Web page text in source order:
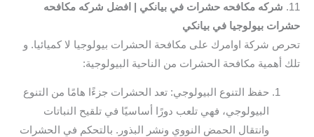
11.
شركه مكافحه حشرات في بيانكي | افضل شركه مكافحه
حشرات بيولوجيا في بيانكي
تحرص شركة اوامرك على مكافحة الحشرات بيولوجيا لا كميائيا. و
تلك أهمية مكافحة الحشرات من الناحية البيولوجية:
حفظ التنوع البيولوجي: تعد الحشرات جزءًا هامًا من التنوع
البيولوجي، فهي تلعب دورًا أساسيًا في تلقيح النباتات
وانتقال الحمض النووي ونشر البذور. بالتحكم في الحشرات